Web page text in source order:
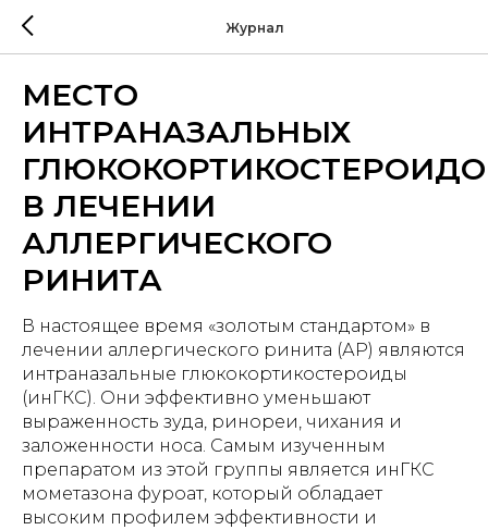
Журнал
МЕСТО
ИНТРАНАЗАЛЬНЫХ
В ЛЕЧЕНИИ
АЛЛЕРГИЧЕСКОГО
РИНИТА
В настоящее время «золотым стандартом» в
лечении аллергического ринита (АР) являются
интраназальные глюкокортикостероиды
(инГКС). Они эффективно уменьшают
выраженность зуда, ринореи, чихания и
заложенности носа. Самым изученным
препаратом из этой группы является инГКС
мометазона фуроат, который обладает
высоким профилем эффективности и